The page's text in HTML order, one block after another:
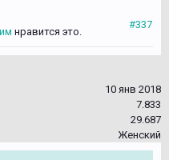
#337
нравится это.
10 янв 2018
7.833
29.687
Женский